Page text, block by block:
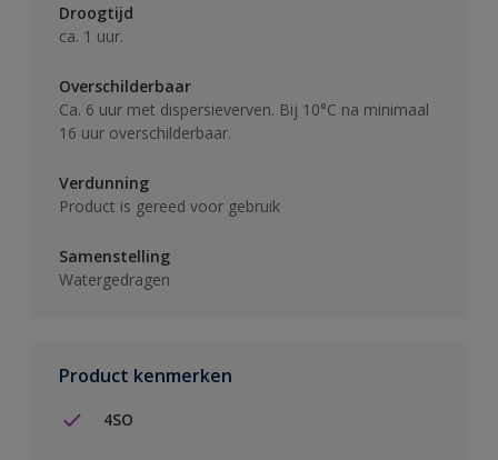
Droogtijd
ca. 1 uur.
Overschilderbaar
Ca. 6 uur met dispersieverven. Bij 10°C na minimaal
16 uur overschilderbaar.
Verdunning
Product is gereed voor gebruik
Samenstelling
Watergedragen
Product kenmerken
4SO